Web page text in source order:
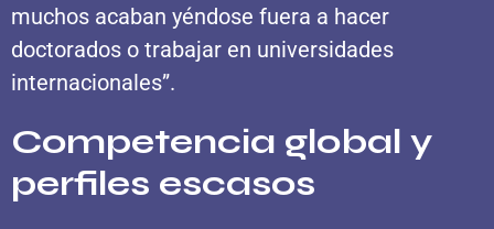
muchos acaban yéndose fuera a hacer
doctorados o trabajar en universidades
internacionales”.
Competencia global y
perfiles escasos